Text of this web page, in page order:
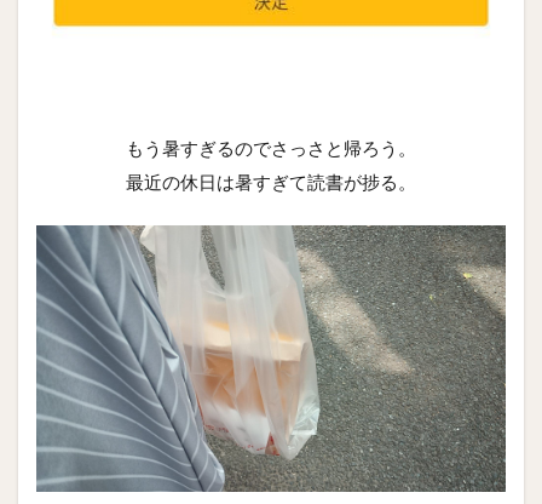
もう暑すぎるのでさっさと帰ろう。
最近の休日は暑すぎて読書が捗る。